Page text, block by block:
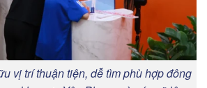
vị trí thuận tiện, dễ tìm phù hợp đông